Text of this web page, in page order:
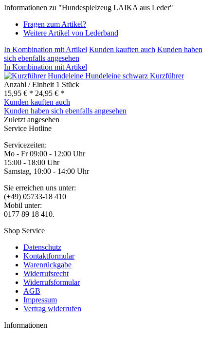
Informationen zu "Hundespielzeug LAIKA aus Leder"
Fragen zum Artikel?
Weitere Artikel von Lederband
In Kombination mit Artikel Kunden kauften auch Kunden haben
sich ebenfalls angesehen
In Kombination mit Artikel
Hundeleine schwarz Kurzführer
Anzahl / Einheit 1 Stück
15,95 € * 24,95 € *
Kunden kauften auch
Kunden haben sich ebenfalls angesehen
Zuletzt angesehen
Service Hotline
Servicezeiten:
Mo - Fr 09:00 - 12:00 Uhr
15:00 - 18:00 Uhr
Samstag, 10:00 - 14:00 Uhr
Sie erreichen uns unter:
(+49) 05733-18 410
Mobil unter:
0177 89 18 410.
Shop Service
Datenschutz
Kontaktformular
Warenrückgabe
Widerrufsrecht
Widerrufsformular
AGB
Impressum
Vertrag widerrufen
Informationen